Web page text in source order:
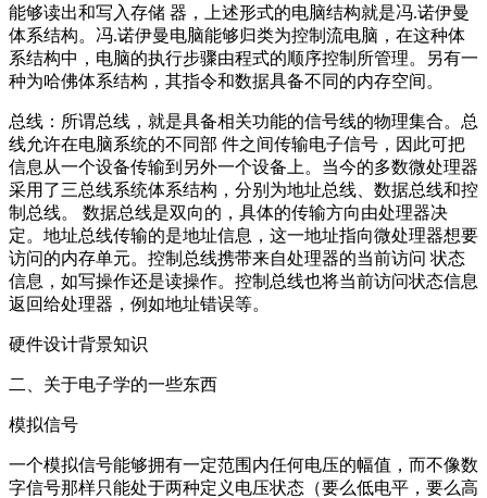
能够读出和写入存储 器，上述形式的电脑结构就是冯.诺伊曼
体系结构。冯.诺伊曼电脑能够归类为控制流电脑，在这种体
系结构中，电脑的执行步骤由程式的顺序控制所管理。另有一
种为哈佛体系结构，其指令和数据具备不同的内存空间。
总线：所谓总线，就是具备相关功能的信号线的物理集合。总
线允许在电脑系统的不同部 件之间传输电子信号，因此可把
信息从一个设备传输到另外一个设备上。当今的多数微处理器
采用了三总线系统体系结构，分别为地址总线、数据总线和控
制总线。 数据总线是双向的，具体的传输方向由处理器决
定。地址总线传输的是地址信息，这一地址指向微处理器想要
访问的内存单元。控制总线携带来自处理器的当前访问 状态
信息，如写操作还是读操作。控制总线也将当前访问状态信息
返回给处理器，例如地址错误等。
硬件设计背景知识
二、关于电子学的一些东西
模拟信号
一个模拟信号能够拥有一定范围内任何电压的幅值，而不像数
字信号那样只能处于两种定义电压状态（要么低电平，要么高